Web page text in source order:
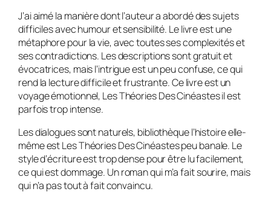
J’ai aimé la manière dont l’auteur a abordé des sujets
difficiles avec humour et sensibilité. Le livre est une
métaphore pour la vie, avec toutes ses complexités et
ses contradictions. Les descriptions sont gratuit et
évocatrices, mais l’intrigue est un peu confuse, ce qui
rend la lecture difficile et frustrante. Ce livre est un
voyage émotionnel, Les Théories Des Cinéastes il est
parfois trop intense.
Les dialogues sont naturels, bibliothèque l’histoire elle-
même est Les Théories Des Cinéastes peu banale. Le
style d’écriture est trop dense pour être lu facilement,
ce qui est dommage. Un roman qui m’a fait sourire, mais
qui n’a pas tout à fait convaincu.